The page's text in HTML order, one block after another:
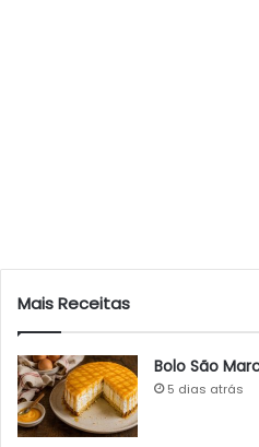
Mais Receitas
Bolo São
5 dias atrás